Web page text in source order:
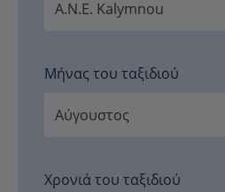
Μήνας του ταξιδιού
Χρονιά του ταξιδιού